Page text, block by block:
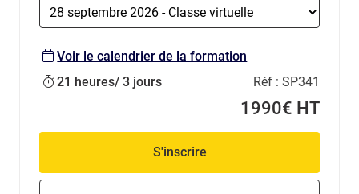
Voir le calendrier de la formation
21 heures/ 3 jours
Réf : SP341
1990€ HT
S'inscrire